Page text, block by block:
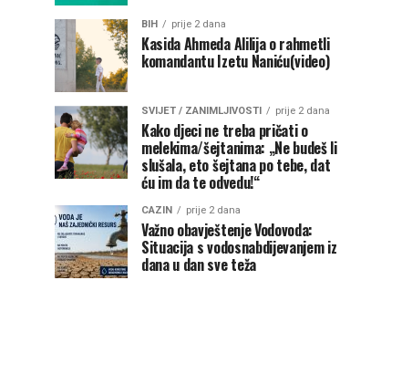
BIH prije 2 dana
Kasida Ahmeda Alilija o rahmetli
komandantu Izetu Naniću(video)
SVIJET / ZANIMLJIVOSTI prije 2 dana
Kako djeci ne treba pričati o
melekima/šejtanima: „Ne budeš li
slušala, eto šejtana po tebe, dat
ću im da te odvedu!“
CAZIN prije 2 dana
Važno obavještenje Vodovoda:
Situacija s vodosnabdijevanjem iz
dana u dan sve teža